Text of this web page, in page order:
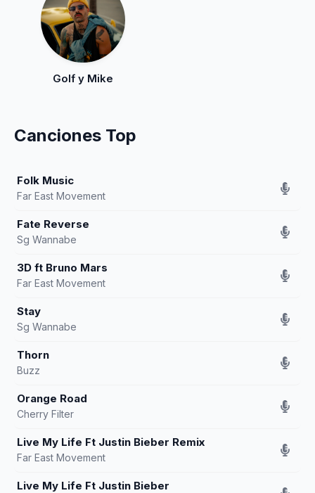
Golf y Mike
Canciones Top
Folk Music
Far East Movement
Fate Reverse
Sg Wannabe
3D ft Bruno Mars
Far East Movement
Stay
Sg Wannabe
Thorn
Buzz
Orange Road
Cherry Filter
Live My Life Ft Justin Bieber Remix
Far East Movement
Live My Life Ft Justin Bieber